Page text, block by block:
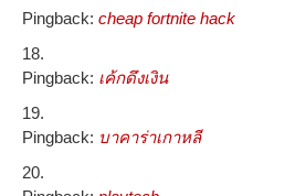
Pingback: cheap fortnite hack
Pingback: เค้กดึงเงิน
Pingback: บาคาร่าเกาหลี